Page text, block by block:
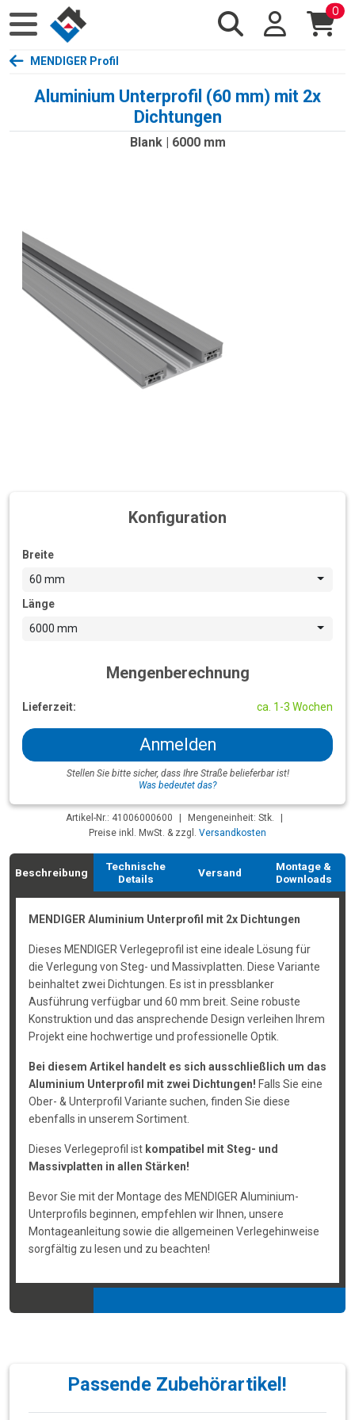
0
MENDIGER Profil
Aluminium Unterprofil (60 mm) mit 2x
Dichtungen
Blank | 6000 mm
Konfiguration
Breite
60 mm
Länge
6000 mm
Mengenberechnung
Lieferzeit: ca. 1-3 Wochen
Anmelden
Stellen Sie bitte sicher, dass Ihre Straße belieferbar ist!
Was bedeutet das?
Artikel-Nr.: 41006000600 Mengeneinheit: Stk.
Preise inkl. MwSt. & zzgl. Versandkosten
Beschreibung
Technische
Details
Versand
Montage &
Downloads
MENDIGER Aluminium Unterprofil mit 2x Dichtungen
Dieses MENDIGER Verlegeprofil ist eine ideale Lösung für
die Verlegung von Steg- und Massivplatten. Diese Variante
beinhaltet zwei Dichtungen. Es ist in pressblanker
Ausführung verfügbar und 60 mm breit. Seine robuste
Konstruktion und das ansprechende Design verleihen Ihrem
Projekt eine hochwertige und professionelle Optik.
Bei diesem Artikel handelt es sich ausschließlich um das
Aluminium Unterprofil mit zwei Dichtungen! Falls Sie eine
Ober- & Unterprofil Variante suchen, finden Sie diese
ebenfalls in unserem Sortiment.
Dieses Verlegeprofil ist kompatibel mit Steg- und
Massivplatten in allen Stärken!
Bevor Sie mit der Montage des MENDIGER Aluminium-
Unterprofils beginnen, empfehlen wir Ihnen, unsere
Montageanleitung sowie die allgemeinen Verlegehinweise
sorgfältig zu lesen und zu beachten!
Passende Zubehörartikel!